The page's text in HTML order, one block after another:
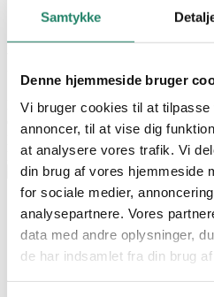
Samtykke
Denne hjemmeside bruger
Vi bruger cookies til at tilpasse
annoncer, til at vise dig
at analysere vores trafik. Vi
din brug af vores hjemmeside
for sociale medier,
analysepartnere. Vores
data med andre oplysninger,
de har indsamlet fra din brug
Betingelser
Færdiggjort: 2019
Omfang:
350 m
Produkt:
Creaton Sinfonie